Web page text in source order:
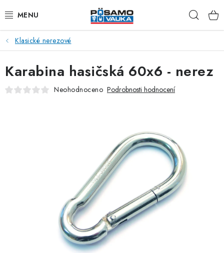
na
ŘETĚZY
LANA Z OCELI A NEREZI
PŘÍSLUŠENSTVÍ K LANŮM
TŘMENY A ZÁVĚSNÁ OKA
OTOČNÁ OKA A OBRTLÍKY
Klasické nerezové
Karabina hasičská 60x6 - nerez
Neohodnoceno Podrobnosti hodnocení